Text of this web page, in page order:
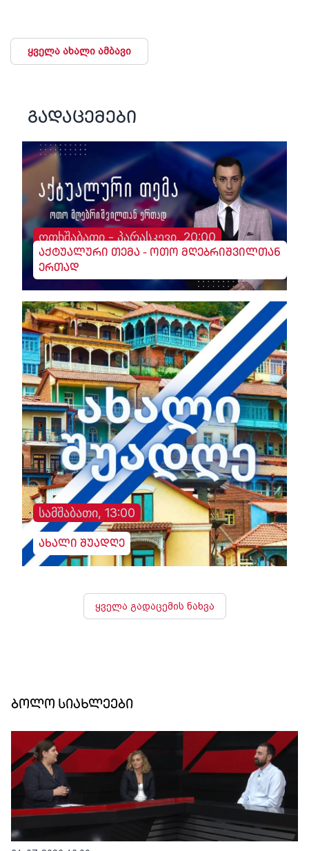
ყველა ახალი ამბავი
გადაცემები
ოთხშაბათი - პარასკევი, 20:00
აქტუალური თემა - ოთო მღებრიშვილთან
ერთად
სამშაბათი, 13:00
ახალი შუადღე
ყველა გადაცემის ნახვა
ბოლო სიახლეები